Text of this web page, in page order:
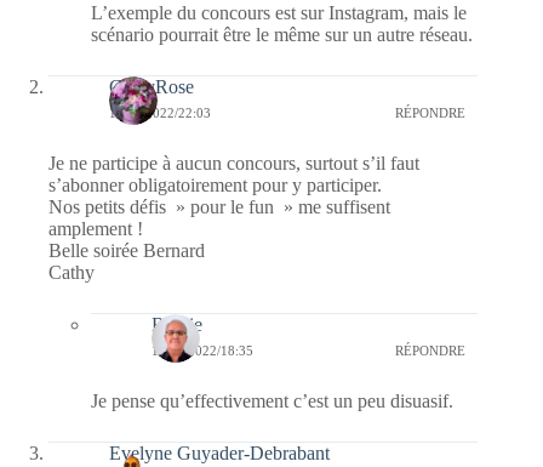
L’exemple du concours est sur Instagram, mais le
scénario pourrait être le même sur un autre réseau.
CathyRose
11/01/2022/22:03 RÉPONDRE
Je ne participe à aucun concours, surtout s’il faut
s’abonner obligatoirement pour y participer.
Nos petits défis » pour le fun » me suffisent
amplement !
Belle soirée Bernard
Cathy
Bernie
12/01/2022/18:35 RÉPONDRE
Je pense qu’effectivement c’est un peu disuasif.
Evelyne Guyader-Debrabant